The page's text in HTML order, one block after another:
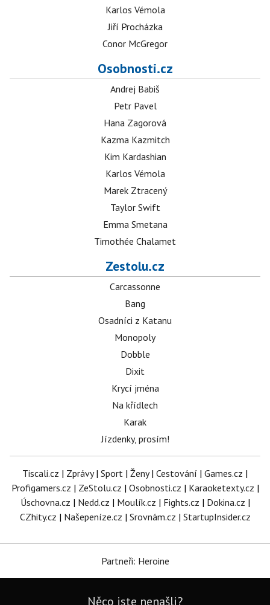
Karlos Vémola
Jiří Procházka
Conor McGregor
Osobnosti.cz
Andrej Babiš
Petr Pavel
Hana Zagorová
Kazma Kazmitch
Kim Kardashian
Karlos Vémola
Marek Ztracený
Taylor Swift
Emma Smetana
Timothée Chalamet
Zestolu.cz
Carcassonne
Bang
Osadníci z Katanu
Monopoly
Dobble
Dixit
Krycí jména
Na křídlech
Karak
Jízdenky, prosím!
Tiscali.cz | Zprávy| Sport | Ženy| Cestování | Games.cz |
Profigamers.cz | ZeStolu.cz | Osobnosti.cz | Karaoketexty.cz |
Úschovna.cz | Nedd.cz | Moulík.cz | Fights.cz | Dokina.cz |
CZhity.cz | Našepeníze.cz | Srovnám.cz | StartupInsider.cz
Partneři: Heroine
Něco jste nenašli?